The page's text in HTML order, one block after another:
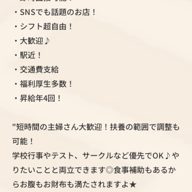
・SNSでも話題のお店！
・シフト超自由！
・大歓迎♪
・駅近！
・交通費支給
・福利厚生多数！
・昇給年4回！
"短時間の主婦さん大歓迎！扶養の範囲で調整も
可能！
学校行事やテスト、サークルなど優先でOK♪や
りたいことと両立できます◎食事補助もあるか
らお腹もお財布も満たされますよ★